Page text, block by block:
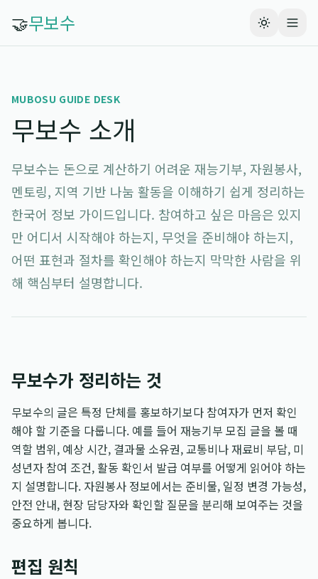
🤝무보수
MUBOSU GUIDE DESK
무보수 소개
무보수는 돈으로 계산하기 어려운 재능기부, 자원봉사,
멘토링, 지역 기반 나눔 활동을 이해하기 쉽게 정리하는
한국어 정보 가이드입니다. 참여하고 싶은 마음은 있지
만 어디서 시작해야 하는지, 무엇을 준비해야 하는지,
어떤 표현과 절차를 확인해야 하는지 막막한 사람을 위
해 핵심부터 설명합니다.
무보수가 정리하는 것
무보수의 글은 특정 단체를 홍보하기보다 참여자가 먼저 확인
해야 할 기준을 다룹니다. 예를 들어 재능기부 모집 글을 볼 때
역할 범위, 예상 시간, 결과물 소유권, 교통비나 재료비 부담, 미
성년자 참여 조건, 활동 확인서 발급 여부를 어떻게 읽어야 하는
지 설명합니다. 자원봉사 정보에서는 준비물, 일정 변경 가능성,
안전 안내, 현장 담당자와 확인할 질문을 분리해 보여주는 것을
중요하게 봅니다.
편집 원칙